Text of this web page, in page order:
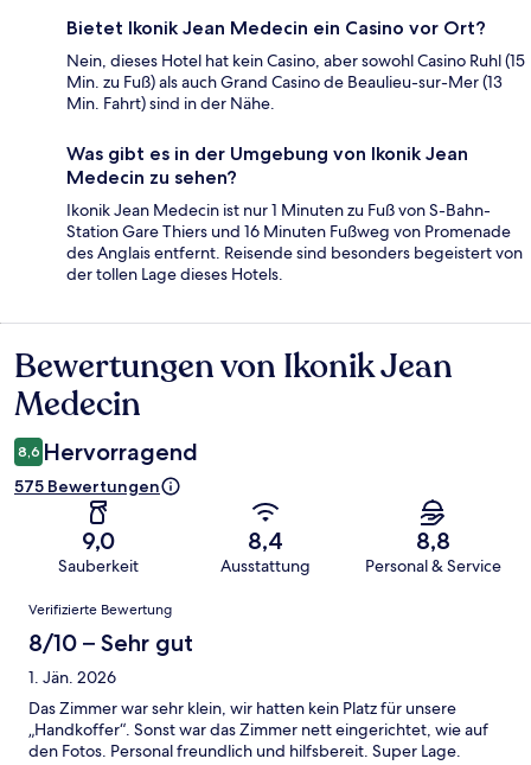
Bietet Ikonik Jean Medecin ein Casino vor Ort?
Nein, dieses Hotel hat kein Casino, aber sowohl Casino Ruhl (15
Min. zu Fuß) als auch Grand Casino de Beaulieu-sur-Mer (13
Min. Fahrt) sind in der Nähe.
Was gibt es in der Umgebung von Ikonik Jean
Medecin zu sehen?
Ikonik Jean Medecin ist nur 1 Minuten zu Fuß von S-Bahn-
Station Gare Thiers und 16 Minuten Fußweg von Promenade
des Anglais entfernt. Reisende sind besonders begeistert von
der tollen Lage dieses Hotels.
Bewertungen
Bewertungen von Ikonik Jean
Medecin
8,6 Hervorragend
575 Bewertungen
9,0
Sauberkeit
8,4
Ausstattung
8,8
Personal & Service
Bewertungen
Verifizierte Bewertung
8/10 – Sehr gut
1. Jän. 2026
Das Zimmer war sehr klein, wir hatten kein Platz für unsere
„Handkoffer“. Sonst war das Zimmer nett eingerichtet, wie auf
den Fotos. Personal freundlich und hilfsbereit. Super Lage.